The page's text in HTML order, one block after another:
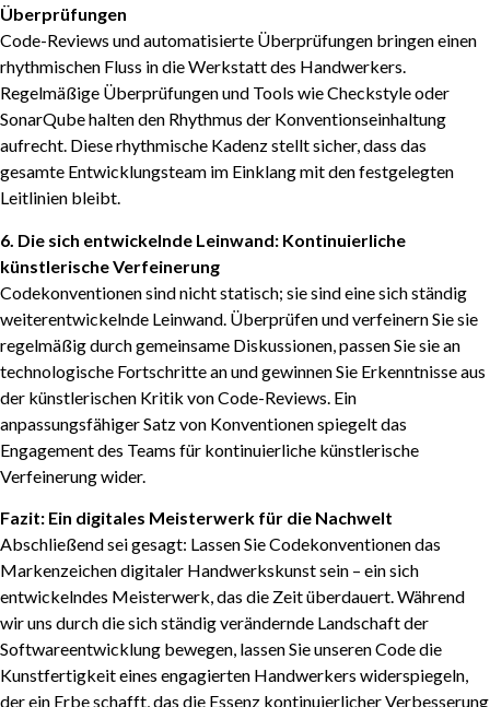
Überprüfungen
Code-Reviews und automatisierte Überprüfungen bringen einen
rhythmischen Fluss in die Werkstatt des Handwerkers.
Regelmäßige Überprüfungen und Tools wie Checkstyle oder
SonarQube halten den Rhythmus der Konventionseinhaltung
aufrecht. Diese rhythmische Kadenz stellt sicher, dass das
gesamte Entwicklungsteam im Einklang mit den festgelegten
Leitlinien bleibt.
6. Die sich entwickelnde Leinwand: Kontinuierliche
künstlerische Verfeinerung
Codekonventionen sind nicht statisch; sie sind eine sich ständig
weiterentwickelnde Leinwand. Überprüfen und verfeinern Sie sie
regelmäßig durch gemeinsame Diskussionen, passen Sie sie an
technologische Fortschritte an und gewinnen Sie Erkenntnisse aus
der künstlerischen Kritik von Code-Reviews. Ein
anpassungsfähiger Satz von Konventionen spiegelt das
Engagement des Teams für kontinuierliche künstlerische
Verfeinerung wider.
Fazit: Ein digitales Meisterwerk für die Nachwelt
Abschließend sei gesagt: Lassen Sie Codekonventionen das
Markenzeichen digitaler Handwerkskunst sein – ein sich
entwickelndes Meisterwerk, das die Zeit überdauert. Während
wir uns durch die sich ständig verändernde Landschaft der
Softwareentwicklung bewegen, lassen Sie unseren Code die
Kunstfertigkeit eines engagierten Handwerkers widerspiegeln,
der ein Erbe schafft, das die Essenz kontinuierlicher Verbesserung